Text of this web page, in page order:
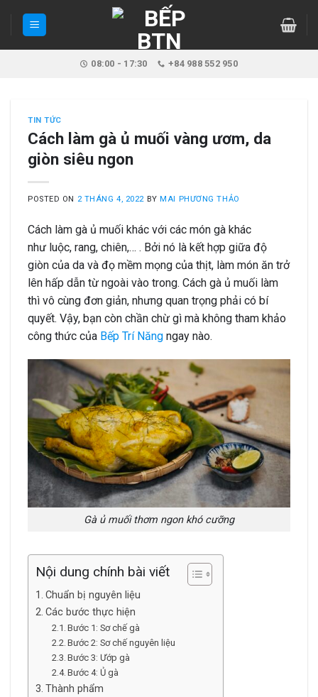
08:00 - 17:30 +84 988 552 950
TIN TỨC
Cách làm gà ủ muối vàng ươm, da
giòn siêu ngon
POSTED ON 2 THÁNG 4, 2022 BYMAI PHƯƠNG THẢO
Cách làm gà ủ muối khác với các món gà khác
như luộc, rang, chiên,… . Bởi nó là kết hợp giữa độ
giòn của da và đọ mềm mọng của thịt, làm món ăn trở
lên hấp dẫn từ ngoài vào trong. Cách gà ủ muối làm
thì vô cùng đơn giản, nhưng quan trọng phải có bí
quyết. Vậy, bạn còn chần chừ gì mà không tham khảo
công thức của Bếp Trí Năng ngay nào.
Gà ủ muối thơm ngon khó cưỡng
Nội dung chính bài viết
Chuẩn bị nguyên liệu
Các bước thực hiện
Bước 1: Sơ chế gà
Bước 2: Sơ chế nguyên liệu
Bước 3: Ướp gà
Bước 4: Ủ gà
Thành phẩm